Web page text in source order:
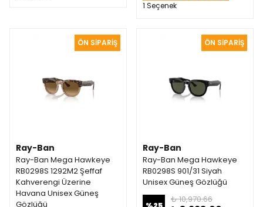
1 Seçenek
Ray-Ban
Ray-Ban Mega Hawkeye
RB0298S 1292M2 Şeffaf
Kahverengi Üzerine
Havana Unisex Güneş
Gözlüğü
Ray-Ban
Ray-Ban Mega Hawkeye
RB0298S 901/31 Siyah
Unisex Güneş Gözlüğü
₺ 10,970.66